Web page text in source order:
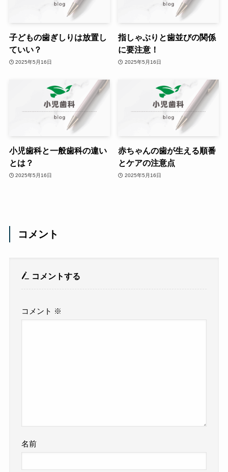
子どもの歯ぎしりは放置し
ていい？
2025年5月16日
指しゃぶりと歯並びの関係
に要注意！
2025年5月16日
小児歯科と一般歯科の違い
とは？
2025年5月16日
赤ちゃんの歯が生える順番
とケアの注意点
2025年5月16日
コメント
コメントする
コメント ※
名前